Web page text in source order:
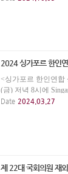
2024 싱가포르 한인
<싱가포르 한인연합
(금) 저녁 8시에
니다. 예배를 통해 십
Date 2024.03.27
제 22대 국회의원 재